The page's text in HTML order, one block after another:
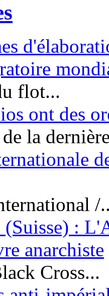
flot...
ont des
la
/
:
anarchiste
Cross...